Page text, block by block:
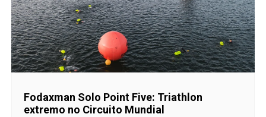
a
ç
ã
Fodaxman Solo Point Five: Triathlon
extremo no Circuito Mundial